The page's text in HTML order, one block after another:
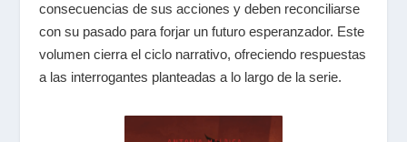
consecuencias de sus acciones y deben reconciliarse
con su pasado para forjar un futuro esperanzador. Este
volumen cierra el ciclo narrativo, ofreciendo respuestas
a las interrogantes planteadas a lo largo de la serie.